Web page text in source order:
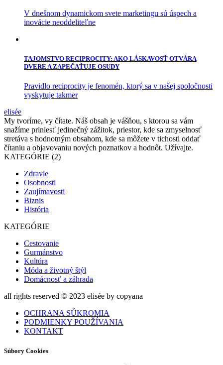
V dnešnom dynamickom svete marketingu sú úspech a
inovácie neoddeliteľne
TAJOMSTVO RECIPROCITY: AKO LÁSKAVOSŤ OTVÁRA
DVERE A ZAPEČAŤUJE OSUDY
Pravidlo reciprocity je fenomén, ktorý sa v našej spoločnosti
vyskytuje takmer
elisée
My tvoríme, vy čítate. Náš obsah je vášňou, s ktorou sa vám
snažíme priniesť jedinečný zážitok, priestor, kde sa zmyselnosť
stretáva s hodnotným obsahom, kde sa môžete v tichosti oddať
čítaniu a objavovaniu nových poznatkov a hodnôt. Užívajte.
KATEGÓRIE (2)
Zdravie
Osobnosti
Zaujímavosti
Biznis
História
KATEGÓRIE
Cestovanie
Gurmánstvo
Kultúra
Móda a životný štýl
Domácnosť a záhrada
all rights reserved © 2023 elisée by copyana
OCHRANA SÚKROMIA
PODMIENKY POUŽÍVANIA
KONTAKT
Súbory Cookies